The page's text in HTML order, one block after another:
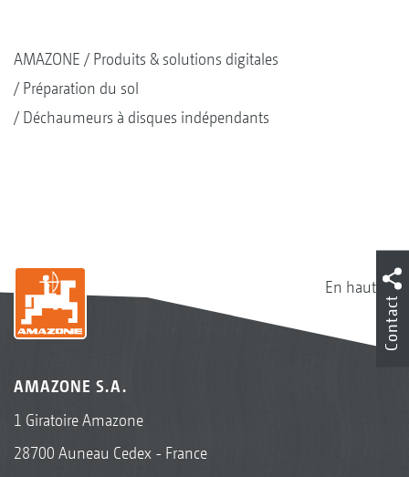
AMAZONE
Produits & solutions digitales
Préparation du sol
Déchaumeurs à disques indépendants
En haut
AMAZONE S.A.
1 Giratoire Amazone
28700 Auneau Cedex - France
Contact